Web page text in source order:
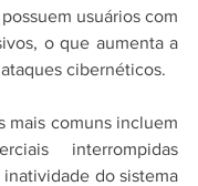
usuários com
o que aumenta a
cibernéticos.
mais comuns incluem
interrompidas
inatividade do sistema